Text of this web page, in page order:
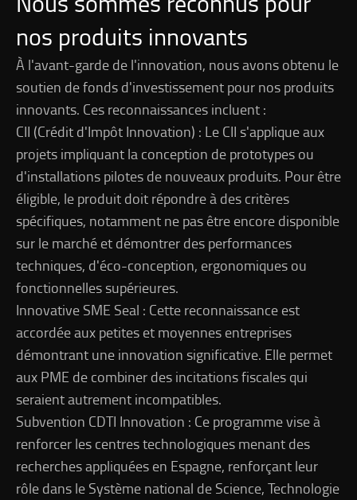
nos produits innovants
À l'avant-garde de l'innovation, nous avons obtenu le
soutien de fonds d'investissement pour nos produits
innovants. Ces reconnaissances incluent :
CII (Crédit d'Impôt Innovation) : Le CII s'applique aux
projets impliquant la conception de prototypes ou
d'installations pilotes de nouveaux produits. Pour être
éligible, le produit doit répondre à des critères
spécifiques, notamment ne pas être encore disponible
sur le marché et démontrer des performances
techniques, d'éco-conception, ergonomiques ou
fonctionnelles supérieures.
Innovative SME Seal : Cette reconnaissance est
accordée aux petites et moyennes entreprises
démontrant une innovation significative. Elle permet
aux PME de combiner des incitations fiscales qui
seraient autrement incompatibles.
Subvention CDTI Innovation : Ce programme vise à
renforcer les centres technologiques menant des
recherches appliquées en Espagne, renforçant leur
rôle dans le Système national de Science, Technologie